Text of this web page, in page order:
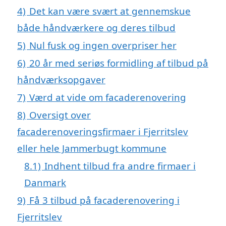
4) Det kan være svært at gennemskue
både håndværkere og deres tilbud
5) Nul fusk og ingen overpriser her
6) 20 år med seriøs formidling af tilbud på
håndværksopgaver
7) Værd at vide om facaderenovering
8) Oversigt over
facaderenoveringsfirmaer i Fjerritslev
eller hele Jammerbugt kommune
8.1) Indhent tilbud fra andre firmaer i
Danmark
9) Få 3 tilbud på facaderenovering i
Fjerritslev